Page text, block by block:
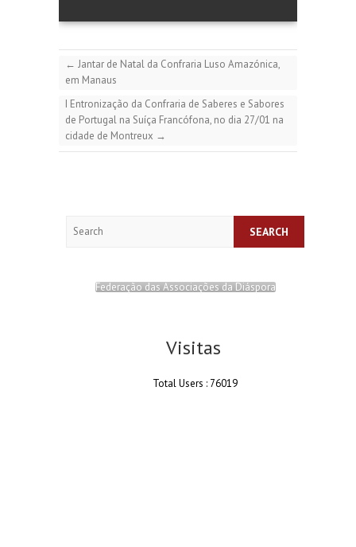
← Jantar de Natal da Confraria Luso Amazónica,
em Manaus
I Entronização da Confraria de Saberes e Sabores
de Portugal na Suíça Francófona, no dia 27/01 na
cidade de Montreux →
Federação das Associações da Diáspora
Visitas
Total Users : 76019